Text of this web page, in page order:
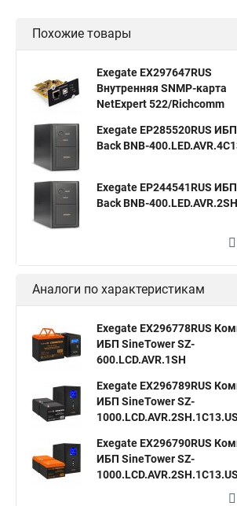
Похожие товары
Exegate EX297647RUS
Внутренняя SNMP-карта
NetExpert 522/Richcomm
Exegate EP285520RUS
Back BNB-
Exegate EP244541RUS
Back BNB-400.LED.AVR.2SH
Аналоги по характеристикам
Exegate EX296778RUS
ИБП SineTower SZ-
600.LCD.AVR.1SH
Exegate EX296789RUS
ИБП SineTower SZ-
Exegate EX296790RUS
ИБП SineTower SZ-